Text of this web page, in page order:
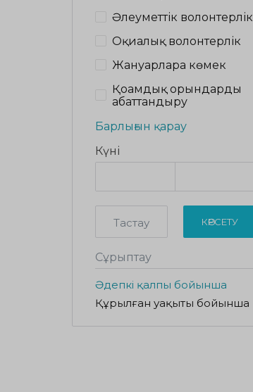
Әлеуметтік волонтерлік
Оқиғалық волонтерлік
Жануарларға көмек
Қоғамдық орындарды
абаттандыру
Барлығын қарау
Күні
Тастау КӨРСЕТУ
Сұрыптау
Әдепкі қалпы бойынша
Құрылған уақыты бойынша